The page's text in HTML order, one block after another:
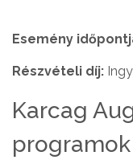
Esemény
Részvételi díj:
Karcag
programok